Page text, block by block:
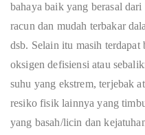
bahaya baik yang berasal
racun dan mudah terbakar
dsb. Selain itu masih
oksigen defisiensi atau
suhu yang ekstrem, terjebak
resiko fisik lainnya yang
yang basah/licin dan